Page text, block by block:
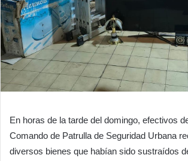
En horas de la tarde del domingo, efectivos
Comando de Patrulla de Seguridad Urbana
diversos bienes que habían sido sustraídos